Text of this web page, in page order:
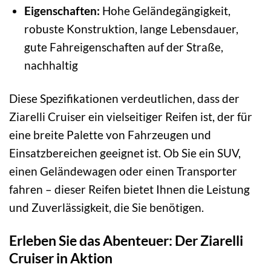
Eigenschaften: Hohe Geländegängigkeit,
robuste Konstruktion, lange Lebensdauer,
gute Fahreigenschaften auf der Straße,
nachhaltig
Diese Spezifikationen verdeutlichen, dass der
Ziarelli Cruiser ein vielseitiger Reifen ist, der für
eine breite Palette von Fahrzeugen und
Einsatzbereichen geeignet ist. Ob Sie ein SUV,
einen Geländewagen oder einen Transporter
fahren – dieser Reifen bietet Ihnen die Leistung
und Zuverlässigkeit, die Sie benötigen.
Erleben Sie das Abenteuer: Der Ziarelli
Cruiser in Aktion